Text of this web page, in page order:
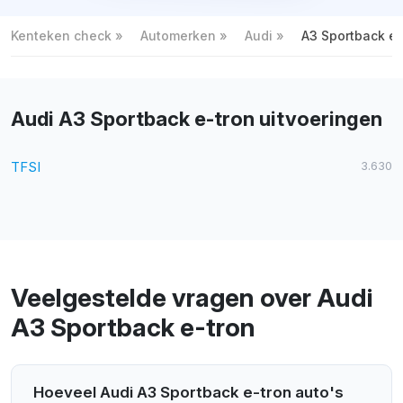
Kenteken check Automerken Audi A3 Sportback
Audi A3 Sportback e-tron uitvoeringen
TFSI 3.630
Veelgestelde vragen over Audi
A3 Sportback e-tron
Hoeveel Audi A3 Sportback e-tron auto's